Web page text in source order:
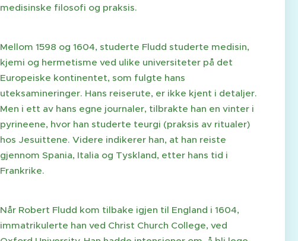
medisinske filosofi og praksis.
Mellom 1598 og 1604, studerte Fludd studerte medisin,
kjemi og hermetisme ved ulike universiteter på det
Europeiske kontinentet, som fulgte hans
uteksamineringer. Hans reiserute, er ikke kjent i detaljer.
Men i ett av hans egne journaler, tilbrakte han en vinter i
pyrineene, hvor han studerte teurgi (praksis av ritualer)
hos Jesuittene. Videre indikerer han, at han reiste
gjennom Spania, Italia og Tyskland, etter hans tid i
Frankrike.
Når Robert Fludd kom tilbake igjen til England i 1604,
immatrikulerte han ved Christ Church College, ved